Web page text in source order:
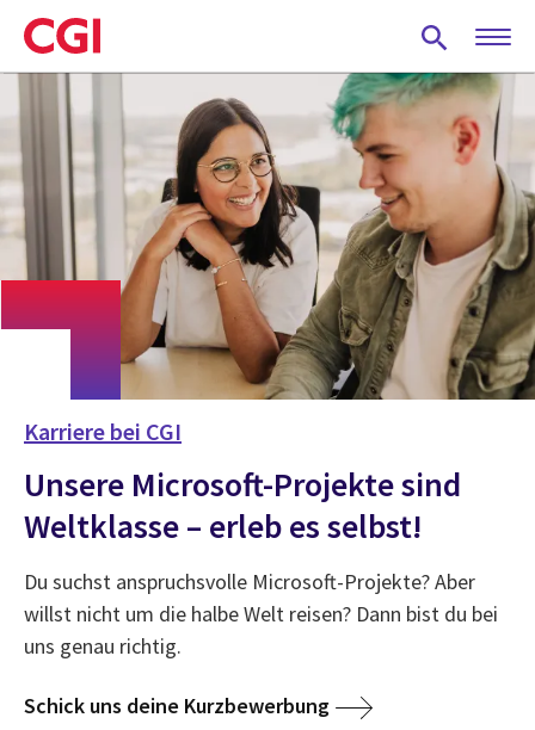
Skip
to
main
content
Karriere bei CGI
Unsere Microsoft-Projekte sind
Weltklasse – erleb es selbst!
Du suchst anspruchsvolle Microsoft-Projekte? Aber
willst nicht um die halbe Welt reisen? Dann bist du bei
uns genau richtig.
Schick uns deine Kurzbewerbung